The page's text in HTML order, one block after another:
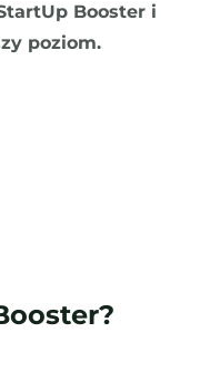
Booster i
poziom.